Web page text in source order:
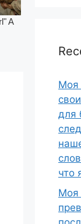
Моя
для
что
Моя